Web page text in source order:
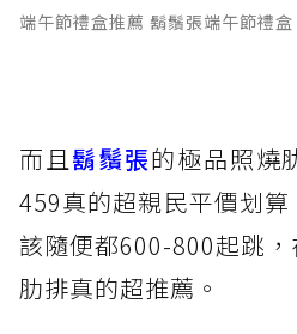
端午節禮盒推薦 鬍鬚張端午節禮盒
而且鬍鬚張的極品照燒
459真的超親民平價划
該隨便都600-800起跳
肋排真的超推薦。